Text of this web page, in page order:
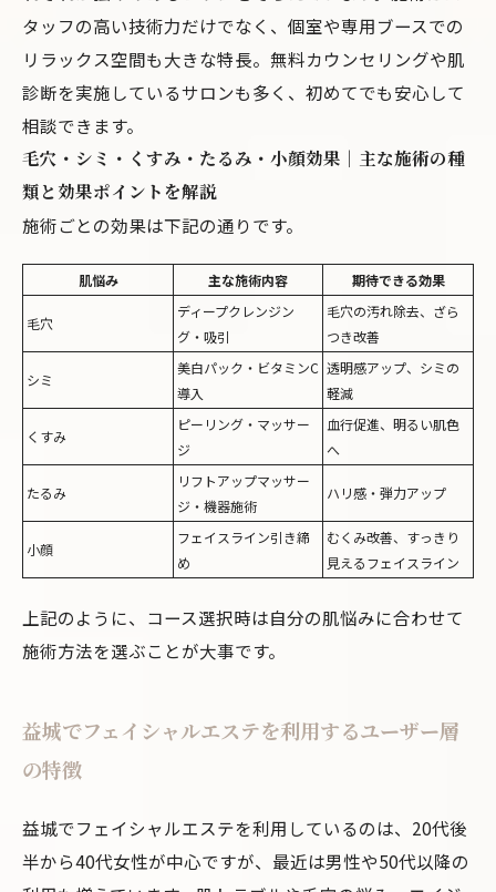
タッフの高い技術力だけでなく、個室や専用ブースでの
リラックス空間も大きな特長。無料カウンセリングや肌
診断を実施しているサロンも多く、初めてでも安心して
相談できます。
毛穴・シミ・くすみ・たるみ・小顔効果｜主な施術の種
類と効果ポイントを解説
施術ごとの効果は下記の通りです。
肌悩み 主な施術内容 期待できる効果
毛穴
ディープクレンジン
グ・吸引
毛穴の汚れ除去、ざら
つき改善
シミ
美白パック・ビタミンC
導入
透明感アップ、シミの
軽減
くすみ
ピーリング・マッサー
ジ
血行促進、明るい肌色
へ
たるみ
リフトアップマッサー
ジ・機器施術
ハリ感・弾力アップ
小顔
フェイスライン引き締
め
むくみ改善、すっきり
見えるフェイスライン
上記のように、コース選択時は自分の肌悩みに合わせて
施術方法を選ぶことが大事です。
益城でフェイシャルエステを利用するユーザー層
の特徴
益城でフェイシャルエステを利用しているのは、20代後
半から40代女性が中心ですが、最近は男性や50代以降の